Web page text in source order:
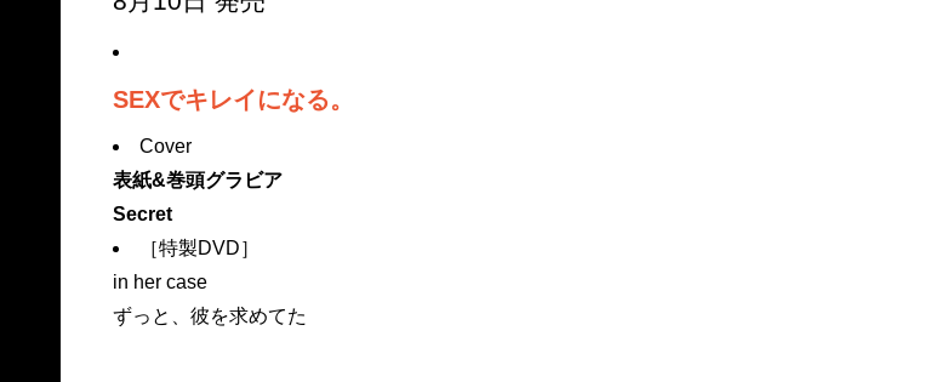
SEXでキレイになる。
Cover
表紙&巻頭グラビア
Secret
［特製DVD］
in her case
ずっと、彼を求めてた